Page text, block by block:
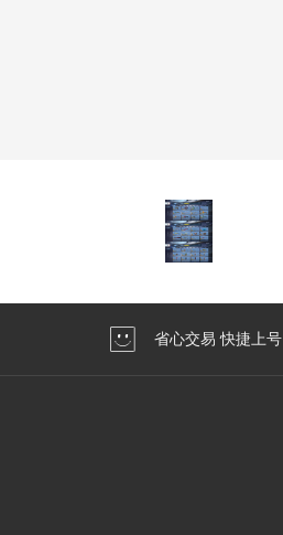
省心交易 快捷上号